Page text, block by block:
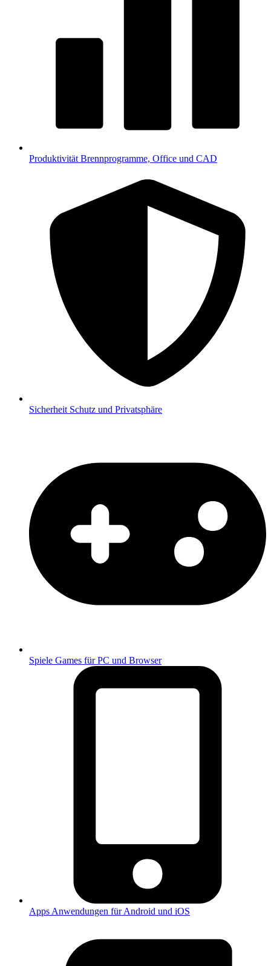
Produktivität Brennprogramme, Office und CAD
Sicherheit Schutz und Privatsphäre
Spiele Games für PC und Browser
Apps Anwendungen für Android und iOS